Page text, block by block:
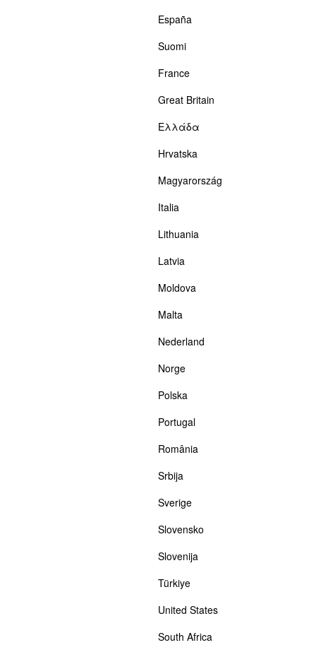
España
Suomi
France
Great Britain
Ελλάδα
Hrvatska
Magyarország
Italia
Lithuania
Latvia
Moldova
Malta
Nederland
Norge
Polska
Portugal
România
Srbija
Sverige
Slovensko
Slovenija
Türkiye
United States
South Africa